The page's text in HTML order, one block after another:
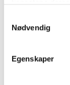
Nødvendig
Egenskaper
Pay &